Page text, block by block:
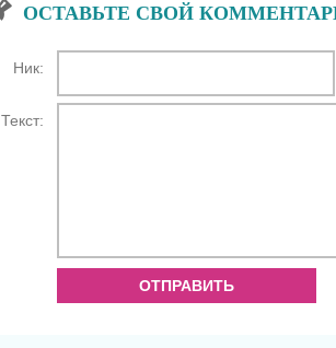
ОСТАВЬТЕ СВОЙ
Ник:
Текст:
ОТПРАВИТЬ